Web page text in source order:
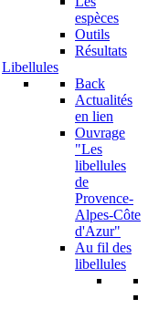
espèces
Outils
Résultats
Libellules
Back
Actualités
en lien
Ouvrage
"Les
libellules
de
Provence-
Alpes-Côte
d'Azur"
Au fil des
libellules